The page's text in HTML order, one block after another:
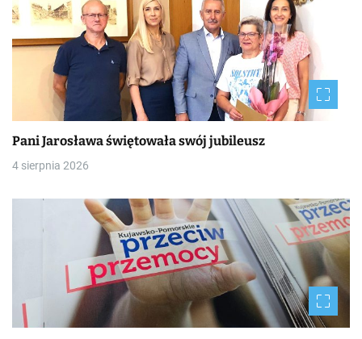
Pani Jarosława świętowała swój jubileusz
4 sierpnia 2026